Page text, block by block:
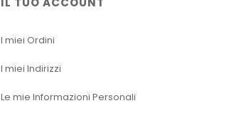
I miei Ordini
I miei Indirizzi
Le mie Informazioni Personali